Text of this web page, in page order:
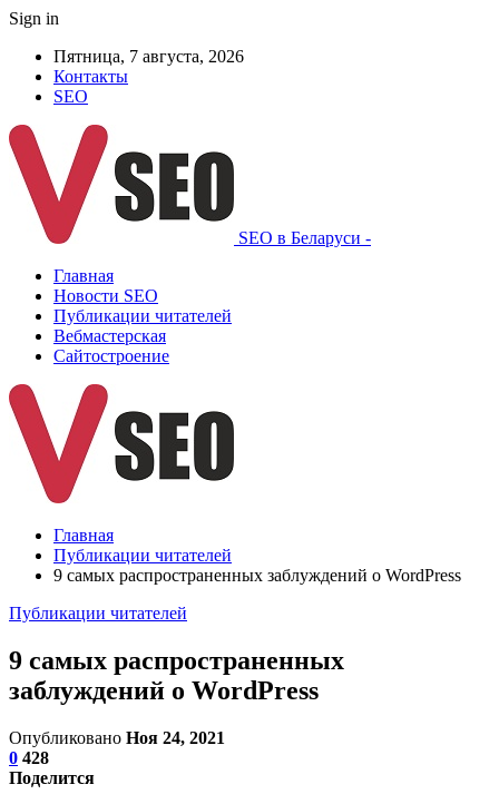
Sign in
Пятница, 7 августа, 2026
Контакты
SEO
SEO в Беларуси -
Главная
Новости SEO
Публикации читателей
Вебмастерская
Сайтостроение
Главная
Публикации читателей
9 самых распространенных заблуждений о WordPress
Публикации читателей
9 самых распространенных
заблуждений о WordPress
Опубликовано Ноя 24, 2021
0 428
Поделится